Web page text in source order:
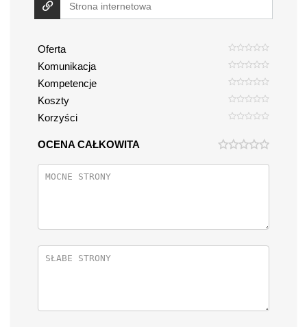
Oferta
Komunikacja
Kompetencje
Koszty
Korzyści
OCENA CAŁKOWITA